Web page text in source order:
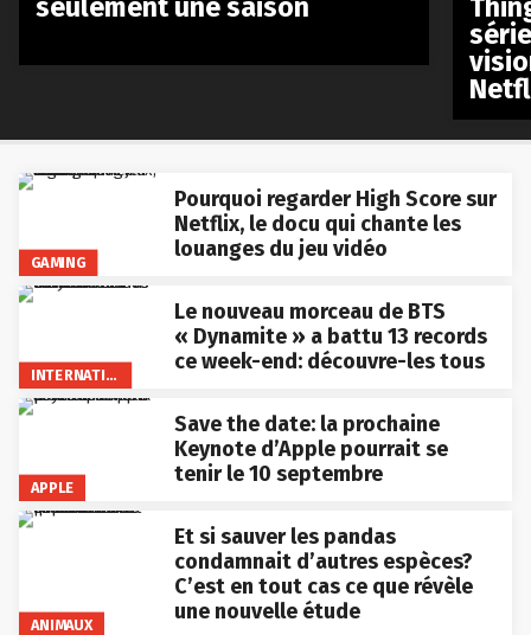
GAMING
Pourquoi regarder High Score sur
Netflix, le docu qui chante les
louanges du jeu vidéo
INTERNATIONAL
Le nouveau morceau de BTS
« Dynamite » a battu 13 records
ce week-end: découvre-les tous
APPLE
Save the date: la prochaine
Keynote d’Apple pourrait se
tenir le 10 septembre
ANIMAUX
Et si sauver les pandas
condamnait d’autres espèces?
C’est en tout cas ce que révèle
une nouvelle étude
seulement une saison